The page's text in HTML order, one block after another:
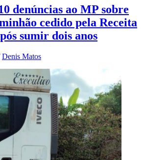
denúncias ao MP sobre
cedido pela Receita
sumir dois anos
Denis Matos